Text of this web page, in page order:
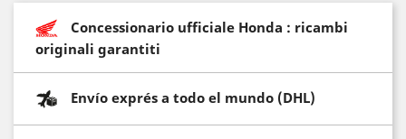
Concessionario ufficiale Honda : ricambi
originali garantiti
Envío exprés a todo el mundo (DHL)